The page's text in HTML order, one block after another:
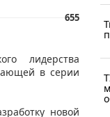
655
лидерства
в серии
новой